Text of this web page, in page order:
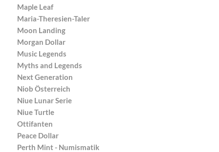
Maple Leaf
Maria-Theresien-Taler
Moon Landing
Morgan Dollar
Music Legends
Myths and Legends
Next Generation
Niob Österreich
Niue Lunar Serie
Niue Turtle
Ottifanten
Peace Dollar
Perth Mint - Numismatik